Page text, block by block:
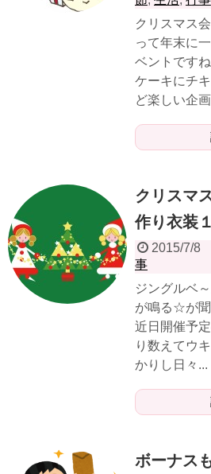
クリスマス
って年末に
ベントです
ケーキにチ
ど楽しい企
クリスマ
作り衣装
2015/7/8
事
ジングルベ
が鳴る☆が
近日開催予
り数えてウ
かりし日々...
ボーナス